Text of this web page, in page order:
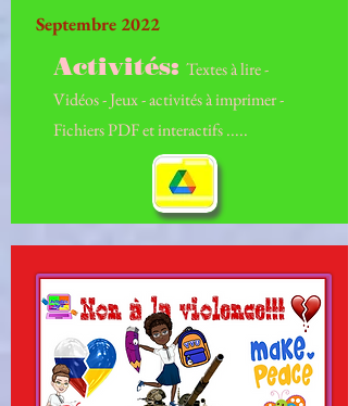
Septembre 2022
Activités: Textes à lire -
Vidéos - Jeux - activités à imprimer -
Fichiers PDF et interactifs .....